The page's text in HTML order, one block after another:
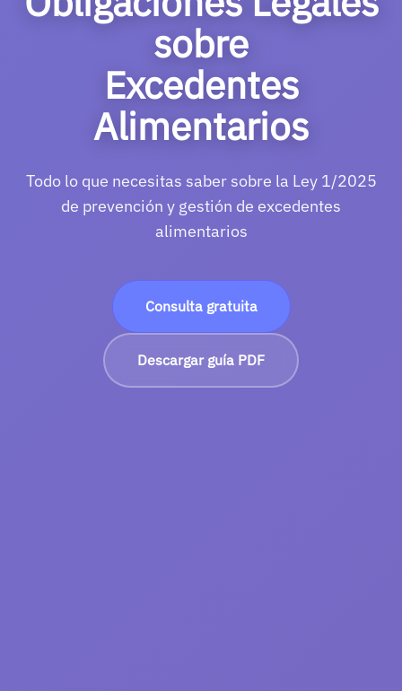
sobre
Excedentes
Alimentarios
Todo lo que necesitas saber sobre la Ley 1/2025
de prevención y gestión de excedentes
alimentarios
Consulta gratuita
Descargar guía PDF